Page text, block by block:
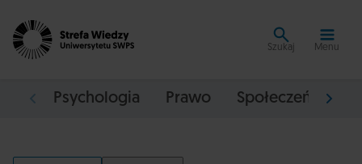
Szukaj Menu
Psychologia Prawo Społeczeństwo